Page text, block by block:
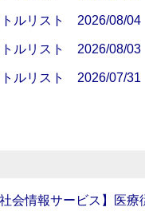
トルリスト 2026/08/04
トルリスト 2026/08/03
トルリスト 2026/07/31
社会情報サービス】医